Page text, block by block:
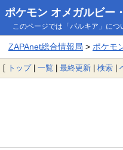
ポケモン オメガルビー
このページでは「パルキア」につ
ZAPAnet総合情報局 > ポケモ
[ トップ| 一覧 | 最終更新 | 検索 |